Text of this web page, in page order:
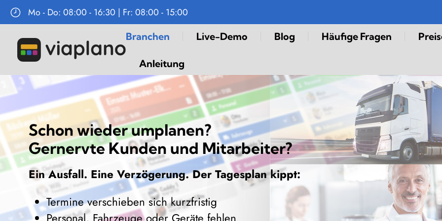
Mo - Do: 08:00 - 16:30 | Fr: 08:00 - 15:00
überspringen
Branchen Live-Demo Blog Häufige Fragen
Anleitung
Schon wieder umplanen?
Gernervte Kunden und Mitarbeiter?
Ein Ausfall. Eine Verzögerung. Der Tagesplan kippt:
Termine verschieben sich kurzfristig